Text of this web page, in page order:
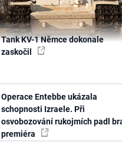
Tank KV-1 Němce dokonale
zaskočil
Operace Entebbe ukázala
schopnosti Izraele. Při
osvobozování rukojmích padl
premiéra